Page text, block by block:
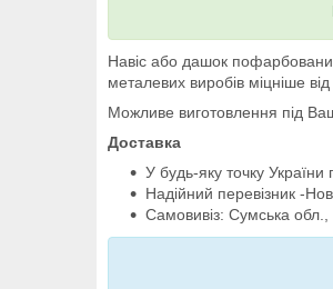
Навіс або дашок
металевих виробів міцніше
Можливе виготовлення під
Доставка
У будь-яку точку
Надійний перевізник -
Самовивіз: Сумська